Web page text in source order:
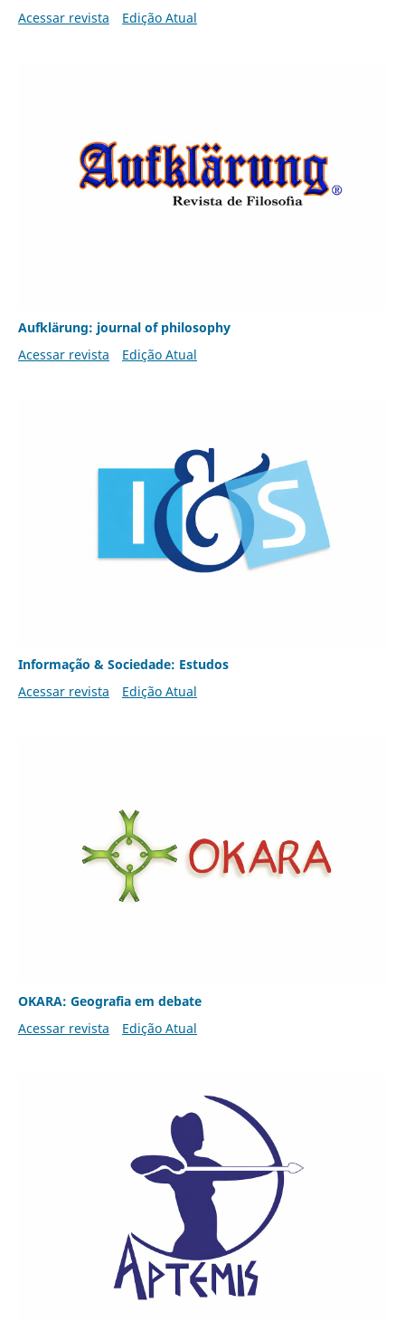
Acessar revista
Edição Atual
Aufklärung: journal of philosophy
Acessar revista
Edição Atual
Informação & Sociedade: Estudos
Acessar revista
Edição Atual
OKARA: Geografia em debate
Acessar revista
Edição Atual